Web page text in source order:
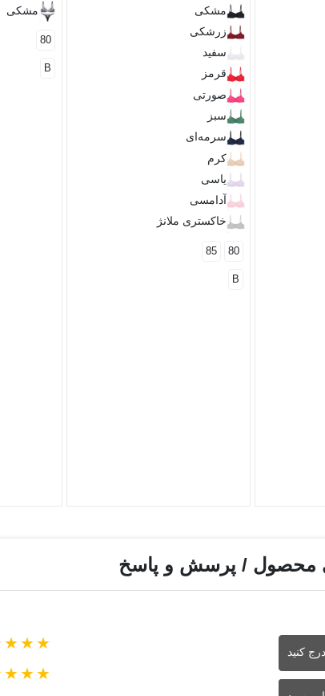
مشکی
زرشکی
سفید
قرمز
صورتی
سبز
سرمه‌ای
کرم
یاسی
آدامسی
خاکستری ملانژ
80
85
B
مشکی
80
B
محصول / پرسش و پاسخ